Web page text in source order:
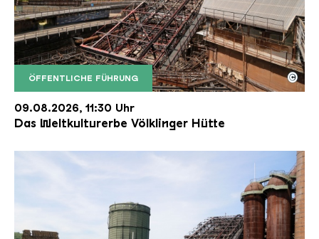
ÖFFENTLICHE FÜHRUNG
Der Erzschrägaufzug der Völklinger Hütte mit
Copyright: Weltkulturerbe Völklinger Hütte | Karl
©
09.08.2026, 11:30 Uhr
Das Weltkulturerbe Völklinger Hütte